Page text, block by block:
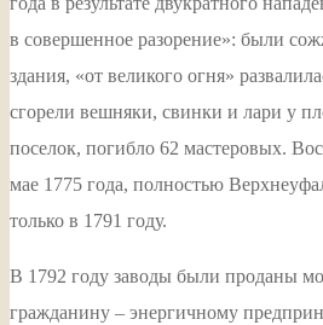
в совершенное разорение»: были
здания, «от великого огня»
сгорели вешняки, свинки и лари у
поселок, погибло 62 мастеровых.
мае 1775 года, полностью
только в 1791 году.
В 1792 году заводы были проданы
гражданину – энергичному